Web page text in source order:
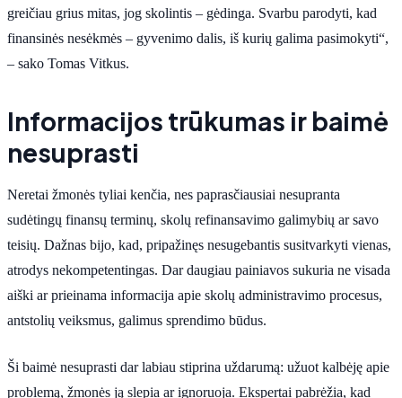
greičiau grius mitas, jog skolintis – gėdinga. Svarbu parodyti, kad
finansinės nesėkmės – gyvenimo dalis, iš kurių galima pasimokyti“,
– sako Tomas Vitkus.
Informacijos trūkumas ir baimė
nesuprasti
Neretai žmonės tyliai kenčia, nes paprasčiausiai nesupranta
sudėtingų finansų terminų, skolų refinansavimo galimybių ar savo
teisių. Dažnas bijo, kad, pripažinęs nesugebantis susitvarkyti vienas,
atrodys nekompetentingas. Dar daugiau painiavos sukuria ne visada
aiški ar prieinama informacija apie skolų administravimo procesus,
antstolių veiksmus, galimus sprendimo būdus.
Ši baimė nesuprasti dar labiau stiprina uždarumą: užuot kalbėję apie
problemą, žmonės ją slepia ar ignoruoja. Ekspertai pabrėžia, kad